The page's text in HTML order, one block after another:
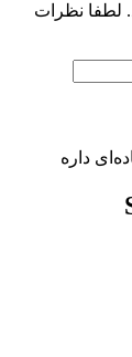
لطفا نظرات
داره